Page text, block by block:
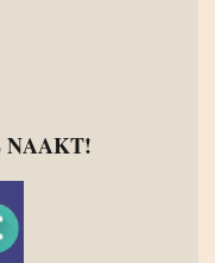
NAAKT!